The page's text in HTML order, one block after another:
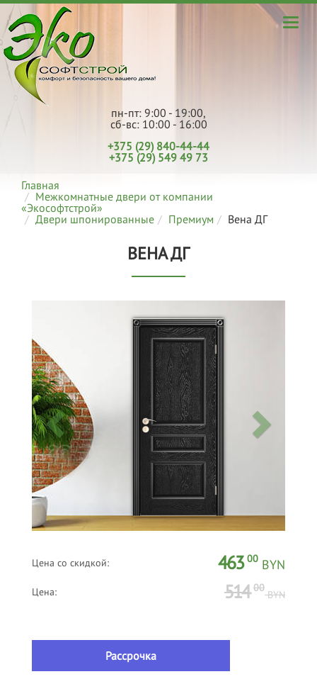
пн-пт: 9:00 - 19:00,
сб-вс: 10:00 - 16:00
+375 (29) 840-44-44
+375 (29) 549 49 73
Главная
Межкомнатные двери от компании
«Экософтстрой»
Двери шпонированные
Премиум Вена ДГ
ВЕНА ДГ
Цена со скидкой: 463 00 BYN
Цена: 514 00
BYN
Рассрочка